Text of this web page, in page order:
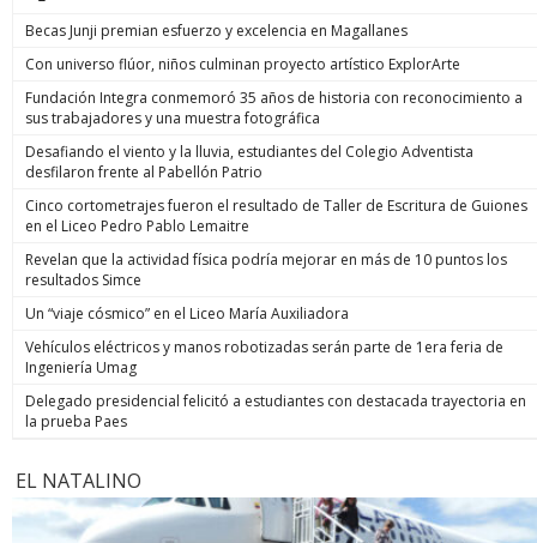
Becas Junji premian esfuerzo y excelencia en Magallanes
Con universo flúor, niños culminan proyecto artístico ExplorArte
Fundación Integra conmemoró 35 años de historia con reconocimiento a
sus trabajadores y una muestra fotográfica
Desafiando el viento y la lluvia, estudiantes del Colegio Adventista
desfilaron frente al Pabellón Patrio
Cinco cortometrajes fueron el resultado de Taller de Escritura de Guiones
en el Liceo Pedro Pablo Lemaitre
Revelan que la actividad física podría mejorar en más de 10 puntos los
resultados Simce
Un “viaje cósmico” en el Liceo María Auxiliadora
Vehículos eléctricos y manos robotizadas serán parte de 1era feria de
Ingeniería Umag
Delegado presidencial felicitó a estudiantes con destacada trayectoria en
la prueba Paes
EL NATALINO